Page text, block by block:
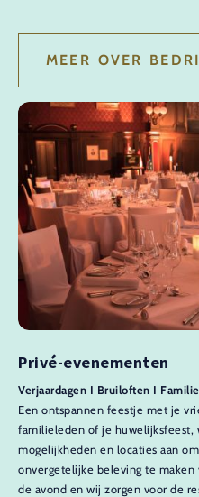
MEER OVER
Privé-evenementen
Verjaardagen I Bruiloften I
Een ontspannen feestje met je
familieleden of je huwelijksfeest,
mogelijkheden en locaties aan
onvergetelijke beleving te maken
de avond en wij zorgen voor de